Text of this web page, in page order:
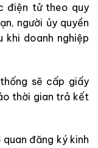
điện tử theo quy
người ủy quyền
doanh nghiệp
sẽ cấp giấy
thời gian trả kết
quan đăng ký kinh